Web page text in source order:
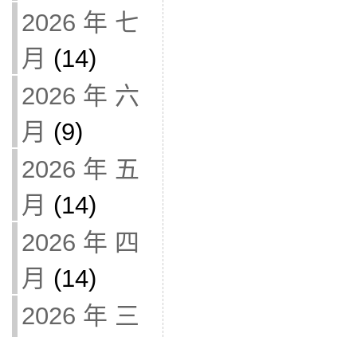
2026 年 七
月 (14)
2026 年 六
月 (9)
2026 年 五
月 (14)
2026 年 四
月 (14)
2026 年 三